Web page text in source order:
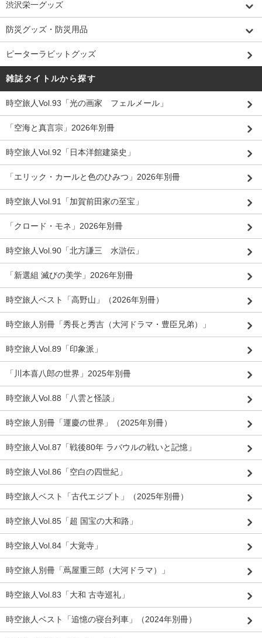
渋沢栄一グッズ
防災グッズ・防災用品
ピーターラビットグッズ
雑誌タイトルから探す
時空旅人Vol.93「光の画家 フェルメール」
「空海と真言宗」2026年別冊
時空旅人Vol.92「日本洋館建築史」
「エリック・カールと色のひみつ」2026年別冊
時空旅人Vol.91「加賀前田家の至宝」
「クロード・モネ」2026年別冊
時空旅人Vol.90「北方謙三 水滸伝」
「新選組 滅びの美学」2026年別冊
時空旅人ベスト「高野山」（2026年別冊）
時空旅人別冊「秀長と秀吉（大河ドラマ・豊臣兄弟）」
時空旅人Vol.89「印象派」
「川本喜八郎の世界」2025年別冊
時空旅人Vol.88「八雲と怪談」
時空旅人別冊「運慶の世界」（2025年別冊）
時空旅人Vol.87「戦後80年 ラバウルの戦いと記憶」
時空旅人Vol.86「空白の四世紀」
時空旅人ベスト「古代エジプト」（2025年別冊）
時空旅人Vol.85「超 国宝の大和路」
時空旅人Vol.84「大覚寺」
時空旅人別冊「蔦屋重三郎（大河ドラマ）」
時空旅人Vol.83「大和 古寺巡礼」
時空旅人ベスト「追憶の寝台列車」（2024年別冊）